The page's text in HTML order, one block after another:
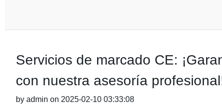
Servicios de marcado CE:
con nuestra asesoría
by admin on 2025-02-10 03:33:08